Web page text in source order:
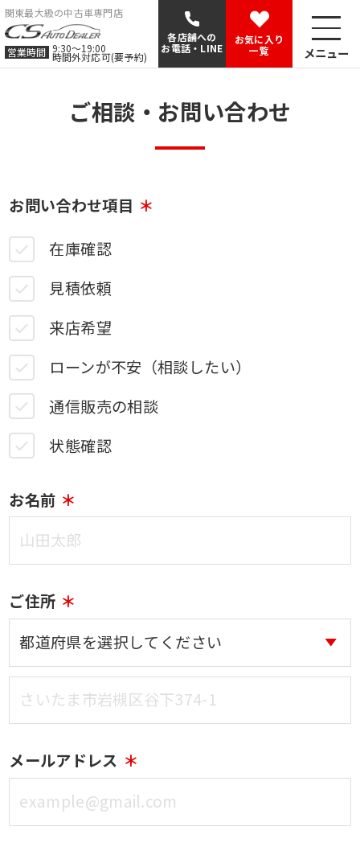
関東最大級の中古車専門店
営業時間 9:30〜19:00
時間外対応可(要予約)
各店舗への
お電話・LINE
お気に入り
一覧
メニュー
ご相談・お問い合わせ
お問い合わせ項目
在庫確認
見積依頼
来店希望
ローンが不安（相談したい）
通信販売の相談
状態確認
お名前
ご住所
メールアドレス